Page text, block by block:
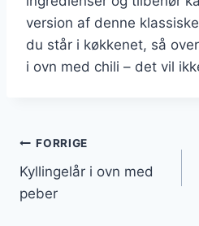
version af denne
du står i køkkenet, så
i ovn med chili – det vil
FORRIGE
Kyllingelår i ovn med
peber